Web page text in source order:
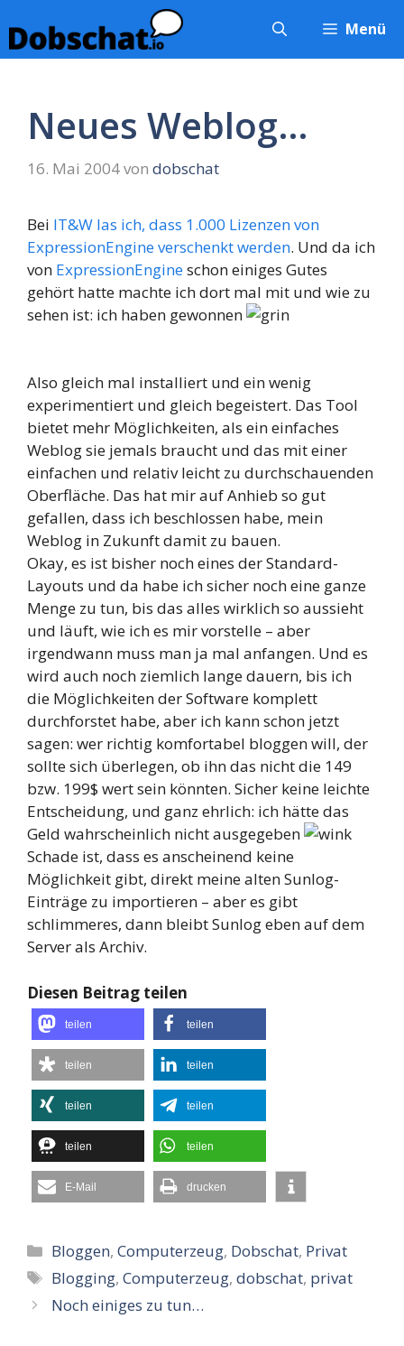
Inhalt
springen
Menü
Neues Weblog…
16. Mai 2004von dobschat
Bei IT&W las ich, dass 1.000 Lizenzen von
ExpressionEngine verschenkt werden. Und da ich
von ExpressionEngineschon einiges Gutes
gehört hatte machte ich dort mal mit und wie zu
sehen ist: ich haben gewonnen
Also gleich mal installiert und ein wenig
experimentiert und gleich begeistert. Das Tool
bietet mehr Möglichkeiten, als ein einfaches
Weblog sie jemals braucht und das mit einer
einfachen und relativ leicht zu durchschauenden
Oberfläche. Das hat mir auf Anhieb so gut
gefallen, dass ich beschlossen habe, mein
Weblog in Zukunft damit zu bauen.
Okay, es ist bisher noch eines der Standard-
Layouts und da habe ich sicher noch eine ganze
Menge zu tun, bis das alles wirklich so aussieht
und läuft, wie ich es mir vorstelle – aber
irgendwann muss man ja mal anfangen. Und es
wird auch noch ziemlich lange dauern, bis ich
die Möglichkeiten der Software komplett
durchforstet habe, aber ich kann schon jetzt
sagen: wer richtig komfortabel bloggen will, der
sollte sich überlegen, ob ihn das nicht die 149
bzw. 199$ wert sein könnten. Sicher keine leichte
Entscheidung, und ganz ehrlich: ich hätte das
Geld wahrscheinlich nicht ausgegeben
Schade ist, dass es anscheinend keine
Möglichkeit gibt, direkt meine alten Sunlog-
Einträge zu importieren – aber es gibt
schlimmeres, dann bleibt Sunlog eben auf dem
Server als Archiv.
Diesen Beitrag teilen
teilen teilen
teilen teilen
teilen teilen
teilen teilen
E-Mail drucken
Kategorien
Bloggen,Computerzeug, Dobschat, Privat
Schlagwörter
Blogging,Computerzeug,dobschat, privat
Noch einiges zu tun…